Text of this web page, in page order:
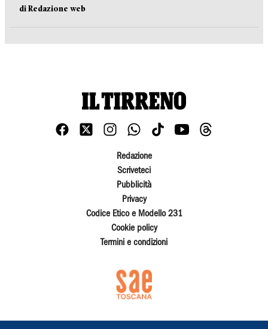
di Redazione web
Redazione
Scriveteci
Pubblicità
Privacy
Codice Etico e Modello 231
Cookie policy
Termini e condizioni